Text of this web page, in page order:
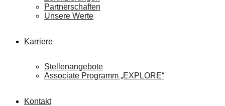
Partnerschaften
Unsere Werte
Karriere
Stellenangebote
Associate Programm „EXPLORE“
Kontakt